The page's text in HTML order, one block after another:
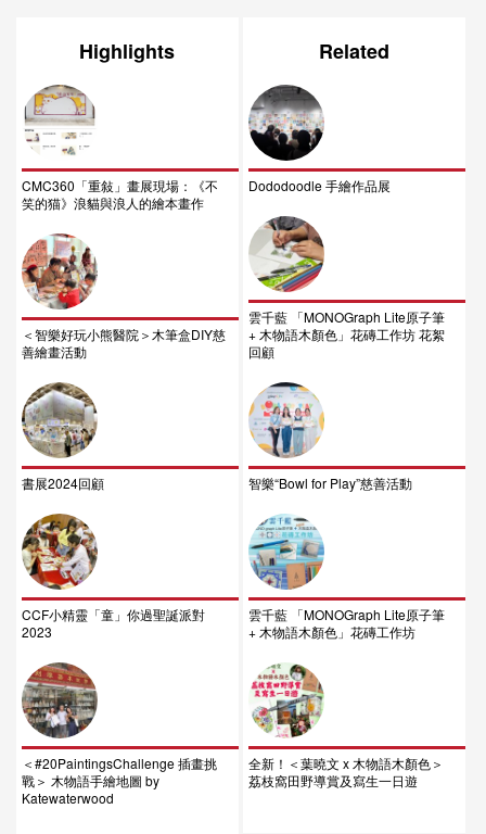
Highlights
CMC360「重敍」畫展現場：《不
笑的猫》浪貓與浪人的繪本畫作
＜智樂好玩小熊醫院＞木筆盒DIY慈
善繪畫活動
書展2024回顧
CCF小精靈「童」你過聖誕派對
2023
＜#20PaintingsChallenge 插畫挑
戰＞ 木物語手繪地圖 by
Katewaterwood
Related
Dododoodle 手繪作品展
雲千藍 「MONOGraph Lite原子筆
+ 木物語木顏色」花磚工作坊 花絮
回顧
智樂“Bowl for Play”慈善活動
雲千藍 「MONOGraph Lite原子筆
+ 木物語木顏色」花磚工作坊
全新！＜葉曉文 x 木物語木顏色＞
荔枝窩田野導賞及寫生一日遊